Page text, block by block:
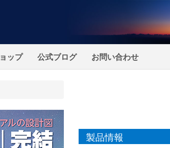
ップ 公式ブログ お問い合わせ
製品情報